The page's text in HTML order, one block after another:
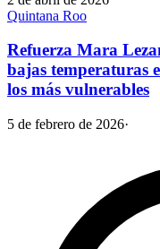
Quintana Roo
Refuerza Mara
bajas temperaturas
los más vulnerables
5 de febrero de 2026·